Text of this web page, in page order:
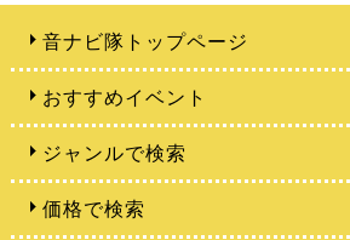
音ナビ隊トップページ
おすすめイベント
ジャンルで検索
価格で検索